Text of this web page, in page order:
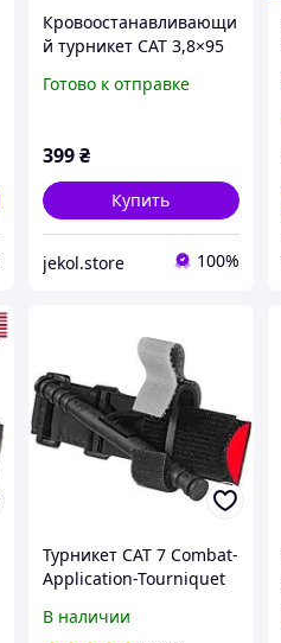
Кровоостанавливающи
й турникет CAT 3,8×95
палочкой и липучкой
экстренной помощи
Готово к отправке
399₴
Купить
jekol.store 100%
Турникет CAT 7 Combat-
Application-Tourniquet
(Оригинал)
В наличии